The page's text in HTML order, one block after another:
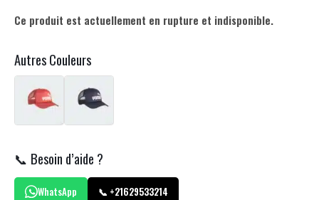
Ce produit est actuellement en rupture et indisponible.
Autres Couleurs
📞 Besoin d’aide ?
WhatsApp 📞 +21629533214